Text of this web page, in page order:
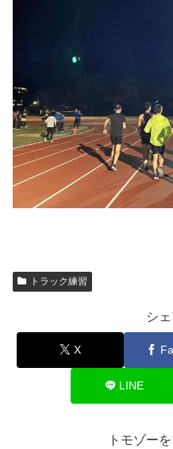
トラック練習
シ
X
LINE
トモゾー